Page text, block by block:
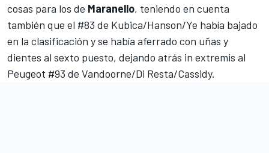
cosas para los de Maranello, teniendo en cuenta
también que el #83 de Kubica/Hanson/Ye había bajado
en la clasificación y se había aferrado con uñas y
dientes al sexto puesto, dejando atrás in extremis al
Peugeot #93 de Vandoorne/Di Resta/Cassidy.